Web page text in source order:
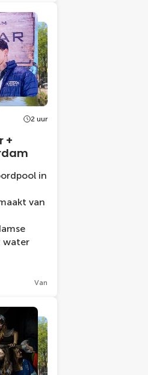
2 uur
+
in
van
water
Van